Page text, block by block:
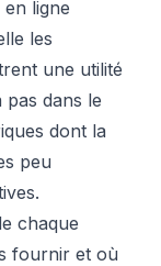
en ligne
les
une utilité
pas dans le
dont la
peu
chaque
fournir et où